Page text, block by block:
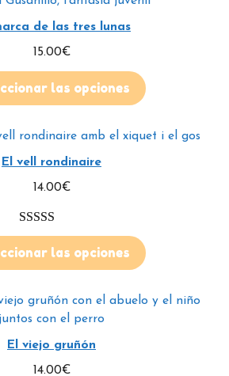
de las tres lunas
15.00€
las opciones
El vell rondinaire
14.00€
5.00de 5
las opciones
El viejo gruñón
14.00€